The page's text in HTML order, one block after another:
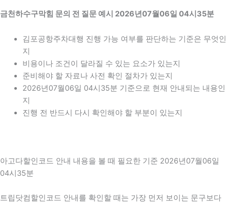
금천하수구막힘 문의 전 질문 예시 2026년07월06일 04시35분
김포공항주차대행 진행 가능 여부를 판단하는 기준은 무엇인
지
비용이나 조건이 달라질 수 있는 요소가 있는지
준비해야 할 자료나 사전 확인 절차가 있는지
2026년07월06일 04시35분 기준으로 현재 안내되는 내용인
지
진행 전 반드시 다시 확인해야 할 부분이 있는지
아고다할인코드 안내 내용을 볼 때 필요한 기준 2026년07월06일
04시35분
트립닷컴할인코드 안내를 확인할 때는 가장 먼저 보이는 문구보다